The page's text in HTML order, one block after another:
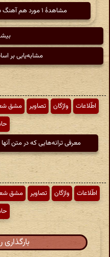
مشاهدهٔ ۱ مورد هم آهنگ دیگر از اوحدالدین کرمانی
مشابه‌یابی بر
اطّلاعات واژگان تصاویر مشق
معرفی ترانه‌هایی که در متن
اطّلاعات واژگان تصاویر مشق
بارگذاری